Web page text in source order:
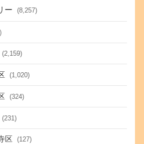
ー (8,257)
(2,159)
(1,020)
(324)
(231)
区 (127)